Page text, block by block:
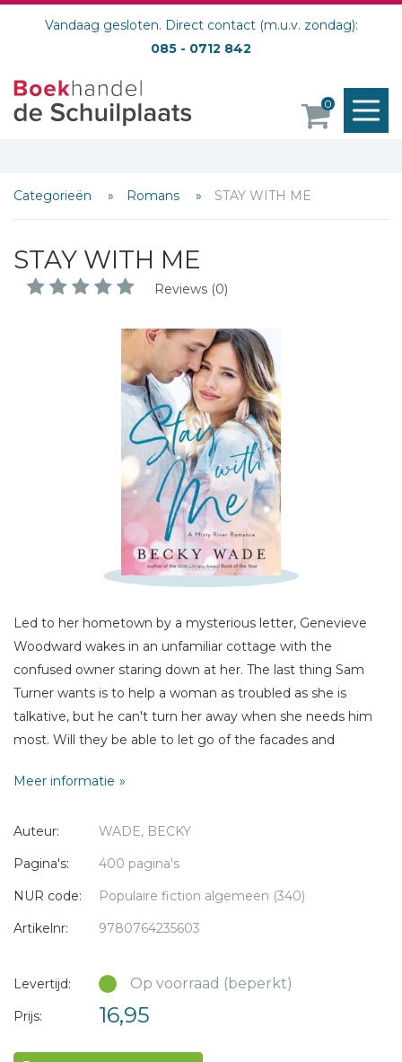
Vandaag gesloten. Direct contact (m.u.v. zondag):
085 - 0712 842
0
Categorieën Romans STAY WITH ME
STAY WITH ME
Reviews (0)
Led to her hometown by a mysterious letter, Genevieve
Woodward wakes in an unfamiliar cottage with the
confused owner staring down at her. The last thing Sam
Turner wants is to help a woman as troubled as she is
talkative, but he can't turn her away when she needs him
most. Will they be able to let go of the facades and
Meer informatie
Auteur:
WADE, BECKY
Pagina's:
400 pagina's
NUR code:
Populaire fiction algemeen (340)
Artikelnr:
9780764235603
Levertijd: Op voorraad (beperkt)
Prijs: 16,95
Schrijf hieronder je review!
Titel *
Bericht *